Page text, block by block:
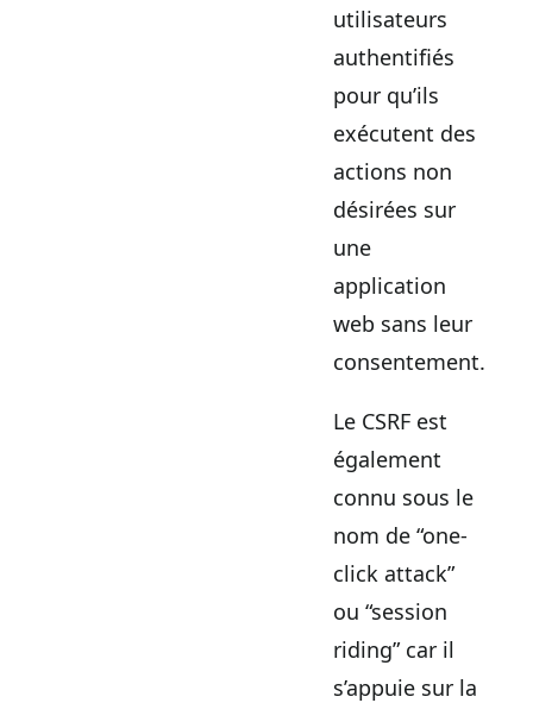
utilisateurs
authentifiés
pour qu’ils
exécutent des
actions non
désirées sur
une
application
web sans leur
consentement.
Le CSRF est
également
connu sous le
nom de “one-
click attack”
ou “session
riding” car il
s’appuie sur la